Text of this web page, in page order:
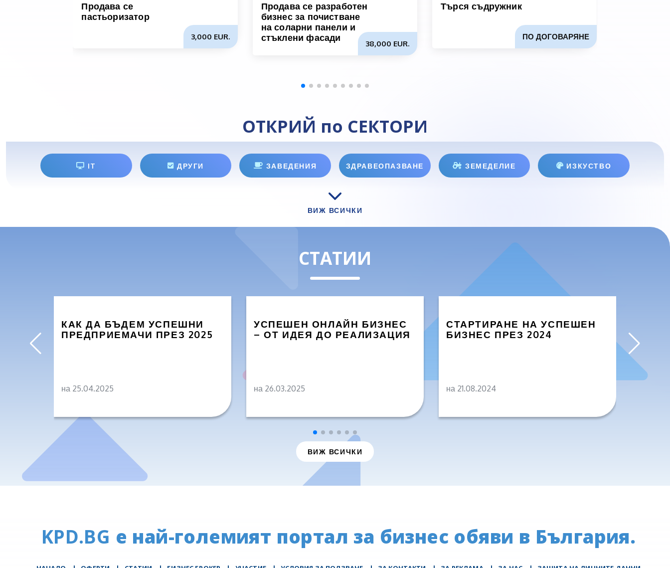
Продава се
пастьоризатор
3,000 EUR.
Продава се разработен
бизнес за почистване
на соларни панели и
стъклени фасади
38,000 EUR.
Търся съдружник
ПО ДОГОВАРЯНЕ
ОТКРИЙ по СЕКТОРИ
IT ДРУГИ ЗАВЕДЕНИЯ ЗДРАВЕОПАЗВАНЕ ЗЕМЕДЕЛИЕ ИЗКУСТВО
ВИЖ ВСИЧКИ
СТАТИИ
КАК ДА БЪДЕМ УСПЕШНИ
ПРЕДПРИЕМАЧИ ПРЕЗ 2025
на 25.04.2025
УСПЕШЕН ОНЛАЙН БИЗНЕС
– ОТ ИДЕЯ ДО РЕАЛИЗАЦИЯ
на 26.03.2025
СТАРТИРАНЕ НА УСПЕШЕН
БИЗНЕС ПРЕЗ 2024
на 21.08.2024
ВИЖ ВСИЧКИ
KPD.BG е най-големият портал за бизнес обяви в България.